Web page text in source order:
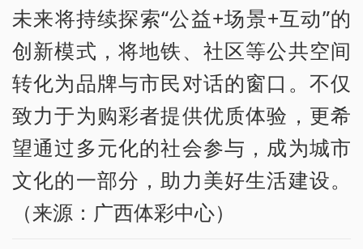
未来将持续探索“公益+场景+互动”的
创新模式，将地铁、社区等公共空间
转化为品牌与市民对话的窗口。不仅
致力于为购彩者提供优质体验，更希
望通过多元化的社会参与，成为城市
文化的一部分，助力美好生活建设。
（来源：广西体彩中心）